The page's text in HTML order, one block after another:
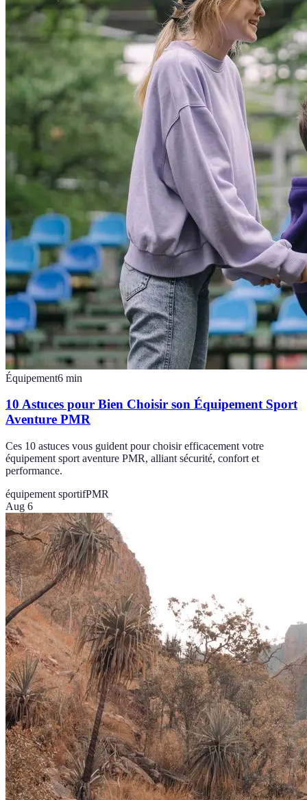
Équipement6 min
10 Astuces pour Bien Choisir son Équipement Sport
Aventure PMR
Ces 10 astuces vous guident pour choisir efficacement votre
équipement sport aventure PMR, alliant sécurité, confort et
performance.
équipement sportifPMR
Aug 6